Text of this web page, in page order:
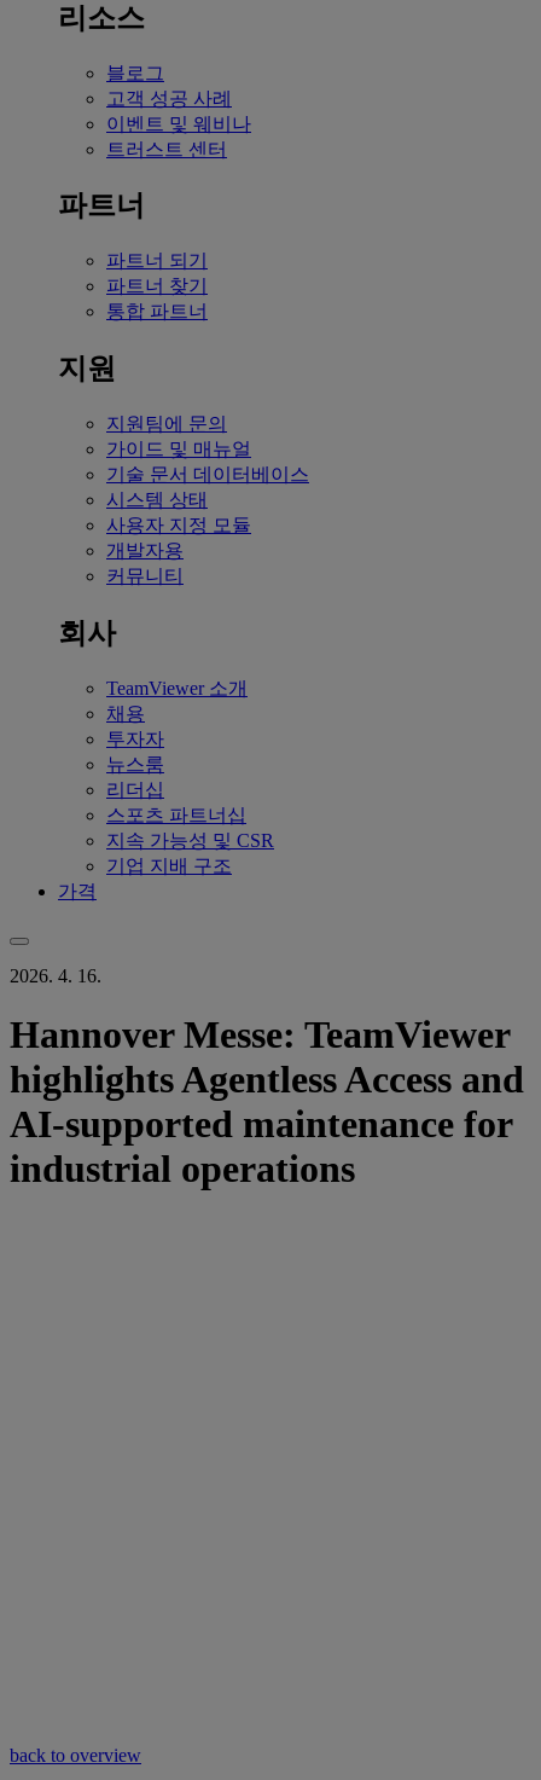
리소스
블로그
고객 성공 사례
이벤트 및 웨비나
트러스트 센터
파트너
파트너 되기
파트너 찾기
통합 파트너
지원
지원팀에 문의
가이드 및 매뉴얼
기술 문서 데이터베이스
시스템 상태
사용자 지정 모듈
개발자용
커뮤니티
회사
TeamViewer 소개
채용
투자자
뉴스룸
리더십
스포츠 파트너십
지속 가능성 및 CSR
기업 지배 구조
가격
2026. 4. 16.
Hannover Messe: TeamViewer
highlights Agentless Access and
AI-supported maintenance for
industrial operations
back to overview